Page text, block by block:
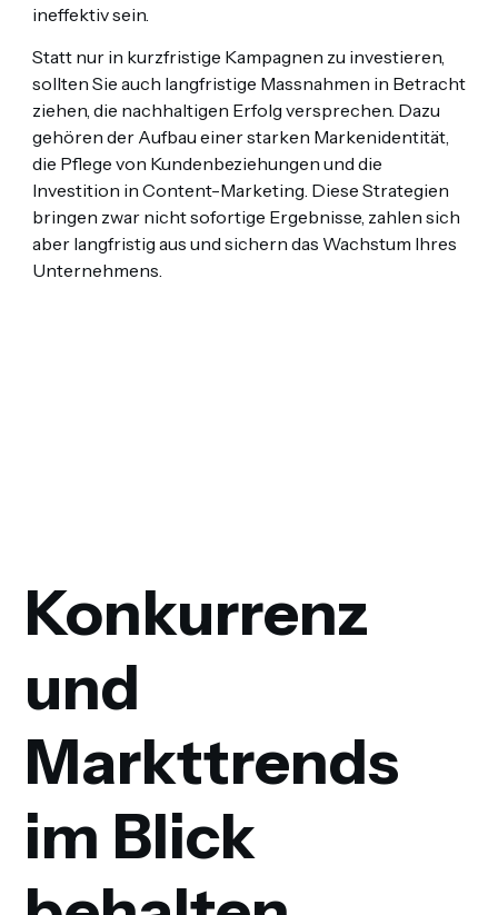
ineffektiv sein.
Statt nur in kurzfristige Kampagnen zu investieren,
sollten Sie auch langfristige Massnahmen in Betracht
ziehen, die nachhaltigen Erfolg versprechen. Dazu
gehören der Aufbau einer starken Markenidentität,
die Pflege von Kundenbeziehungen und die
Investition in Content-Marketing. Diese Strategien
bringen zwar nicht sofortige Ergebnisse, zahlen sich
aber langfristig aus und sichern das Wachstum Ihres
Unternehmens.
Konkurrenz
und
Markttrends
im Blick